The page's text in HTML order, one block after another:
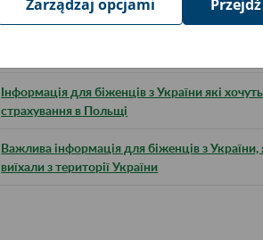
Що має зробити фізична особа (наприклад,
якщо вона хоче розпочати одноосібну або
Інформація для біженців з України які
страхування в Польщі
Важлива інформація для біженців з України,
виїхали з території України
Zarządzaj opcjami